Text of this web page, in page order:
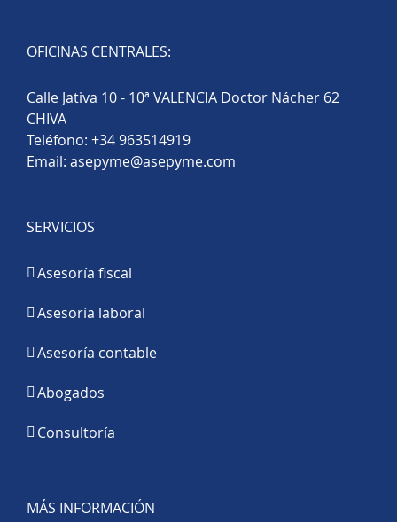
OFICINAS CENTRALES:
Calle Jativa 10 - 10ª VALENCIA Doctor Nácher 62
CHIVA
Teléfono: +34 963514919
Email: asepyme@asepyme.com
SERVICIOS
Asesoría fiscal
Asesoría laboral
Asesoría contable
Abogados
Consultoría
MÁS INFORMACIÓN